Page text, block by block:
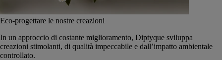
Eco-progettare le nostre creazioni
In un approccio di costante miglioramento, Diptyque sviluppa
creazioni stimolanti, di qualità impeccabile e dall’impatto ambientale
controllato.